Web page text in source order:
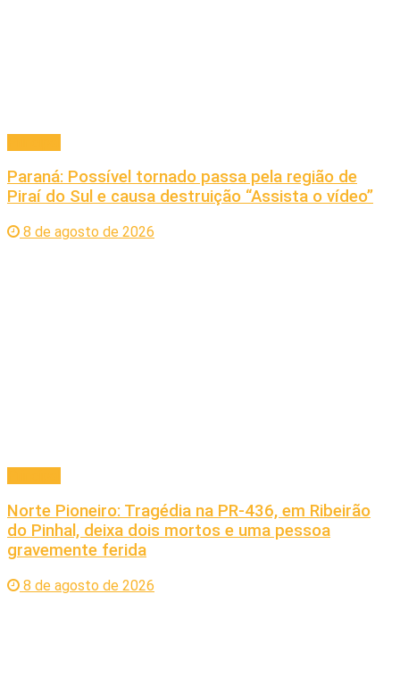
Paraná: Possível tornado passa pela região de
Piraí do Sul e causa destruição “Assista o vídeo”
8 de agosto de 2026
Norte Pioneiro: Tragédia na PR-436, em Ribeirão
do Pinhal, deixa dois mortos e uma pessoa
gravemente ferida
8 de agosto de 2026